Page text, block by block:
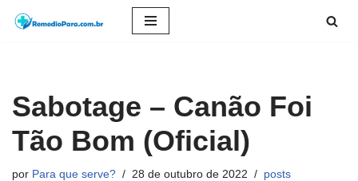
conteúdo
Sabotage – Canão Foi
Tão Bom (Oficial)
por Para que serve? 28 de outubro de 2022 posts